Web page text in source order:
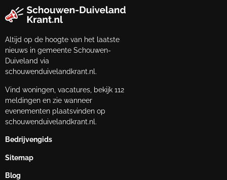
Altijd op de hoogte van het laatste
nieuws in gemeente Schouwen-
Duiveland via
schouwenduivelandkrant.nl.
Vind woningen, vacatures, bekijk 112
meldingen en zie wanneer
evenementen plaatsvinden op
schouwenduivelandkrant.nl.
Bedrijvengids
Sitemap
Blog